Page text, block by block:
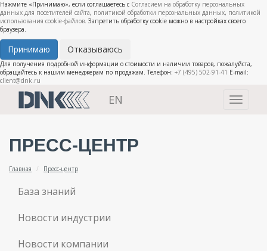
Нажмите «Принимаю», если соглашаетесь с Согласием на обработку персональных
данных для посетителей сайта, политикой обработки персональных данных, политикой
использования cookie-файлов. Запретить обработку cookie можно в настройках своего
браузера.
Принимаю Отказываюсь
Для получения подробной информации о стоимости и наличии товаров, пожалуйста,
обращайтесь к нашим менеджерам по продажам. Телефон: +7 (495) 502-91-41 E-mail:
client@dnk.ru
Toggle
EN
ПРЕСС-ЦЕНТР
Главная Пресс-центр
База знаний
Новости индустрии
Новости компании